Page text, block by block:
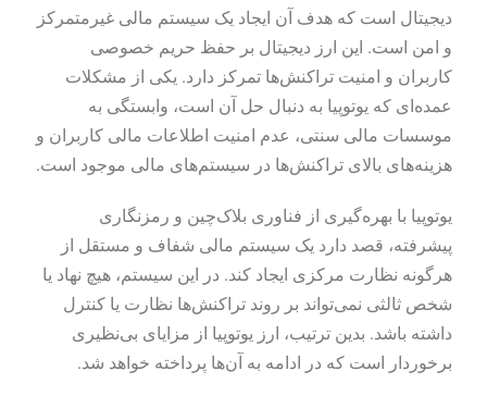
دیجیتال است که هدف آن ایجاد یک سیستم مالی غیرمتمرکز
و امن است. این ارز دیجیتال بر حفظ حریم خصوصی
کاربران و امنیت تراکنش‌ها تمرکز دارد. یکی از مشکلات
عمده‌ای که یوتوپیا به دنبال حل آن است، وابستگی به
موسسات مالی سنتی، عدم امنیت اطلاعات مالی کاربران و
هزینه‌های بالای تراکنش‌ها در سیستم‌های مالی موجود است.
یوتوپیا با بهره‌گیری از فناوری بلاک‌چین و رمزنگاری
پیشرفته، قصد دارد یک سیستم مالی شفاف و مستقل از
هرگونه نظارت مرکزی ایجاد کند. در این سیستم، هیچ نهاد یا
شخص ثالثی نمی‌تواند بر روند تراکنش‌ها نظارت یا کنترل
داشته باشد. بدین ترتیب، ارز یوتوپیا از مزایای بی‌نظیری
برخوردار است که در ادامه به آن‌ها پرداخته خواهد شد.